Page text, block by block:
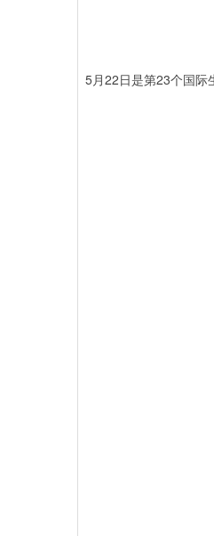
5月22日是第23个国际